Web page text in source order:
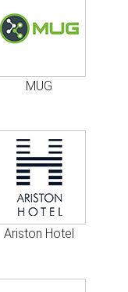
MUG
Ariston Hotel